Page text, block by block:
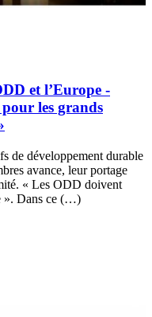
et l’Europe -
les grands
de développement durable
avance, leur portage
« Les ODD doivent
». Dans ce (…)